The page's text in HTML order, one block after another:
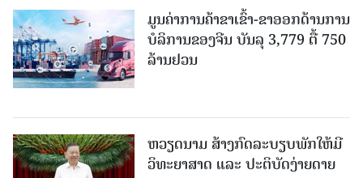
ມູນຄ່າການຄ້າຂາເຂົ້າ-ຂາອອກດ້ານການ
ບໍລິການຂອງຈີນ ບັນລຸ 3,779 ຕື້ 750
ລ້ານຢວນ
ຫວຽດນາມ ສ້າງກົດລະບຽບພັກໃຫ້ມີ
ວິທະຍາສາດ ແລະ ປະຕິບັດງ່າຍດາຍ